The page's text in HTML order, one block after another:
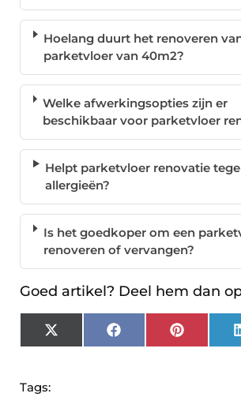
Hoelang duurt het renoveren
parketvloer van 40m2?
Welke afwerkingsopties zijn er
beschikbaar voor parketvloer
Helpt parketvloer renovatie
allergieën?
Is het goedkoper om een
renoveren of vervangen?
Goed artikel? Deel hem dan
X
(Twitter)
FacebookPinterest
Tags: